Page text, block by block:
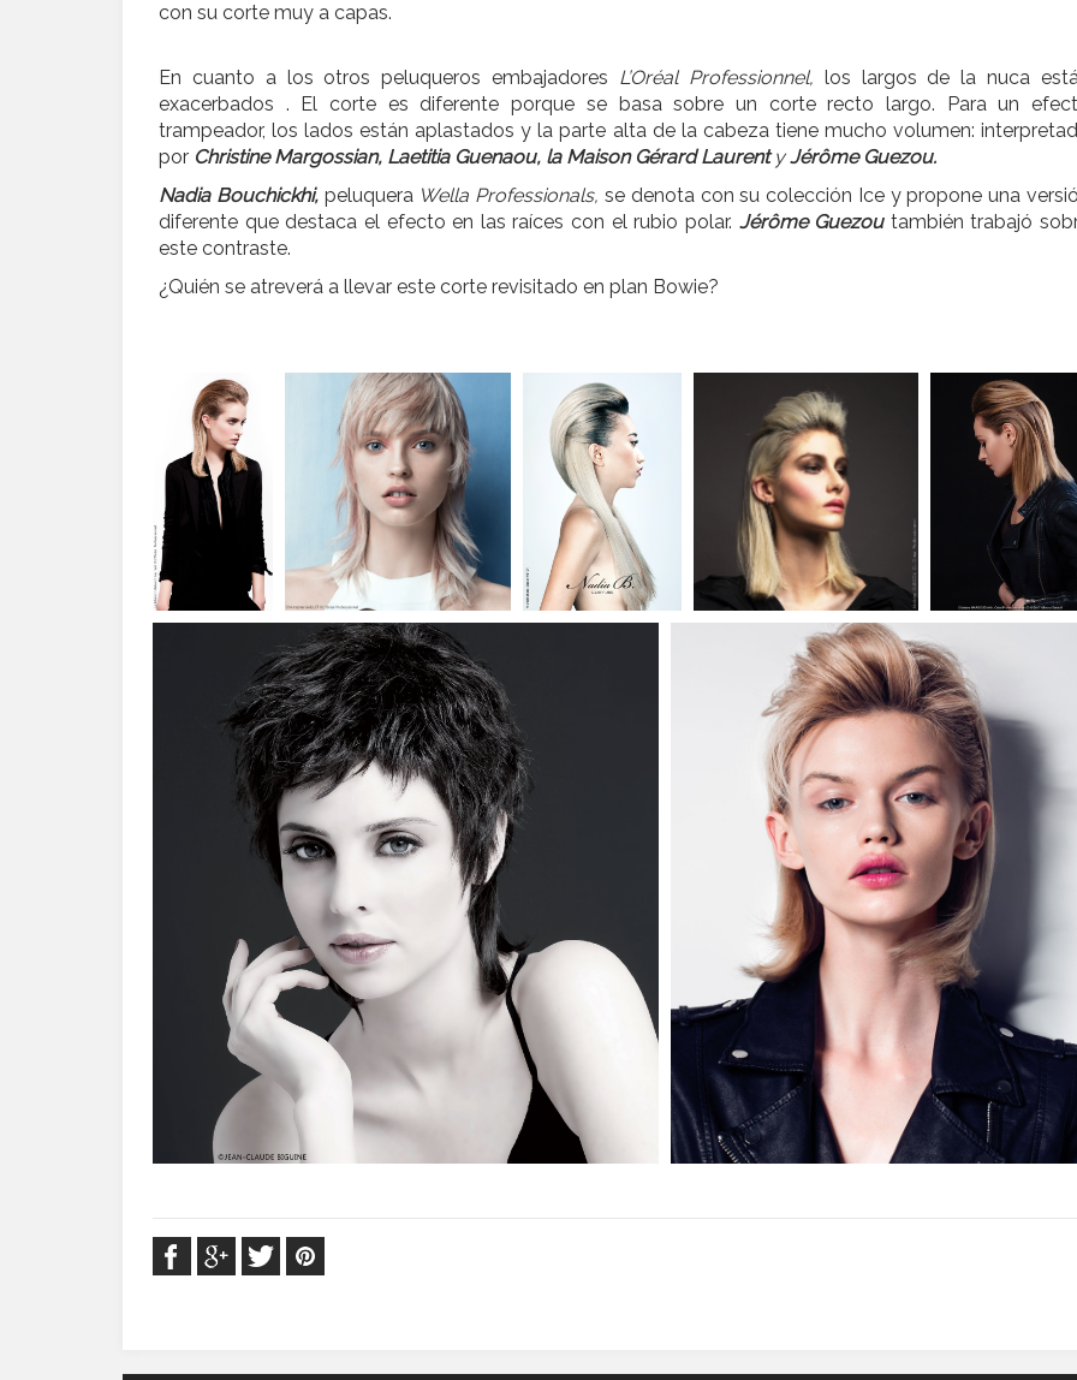
con su corte muy a capas.
En cuanto a los otros peluqueros embajadores L’Oréal Professionnel, los largos de la nuca
exacerbados . El corte es diferente porque se basa sobre un corte recto largo. Para un
trampeador, los lados están aplastados y la parte alta de la cabeza tiene mucho volumen:
por Christine Margossian, Laetitia Guenaou, la Maison Gérard LaurentyJérôme Guezou.
Nadia Bouchickhi,peluquera Wella Professionals, se denota con su colección Ice y propone una
diferente que destaca el efecto en las raíces con el rubio polar. Jérôme Guezoutambién trabajó
este contraste.
¿Quién se atreverá a llevar este corte revisitado en plan Bowie?